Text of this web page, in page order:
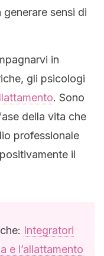
sensi di
in
gli psicologi
. Sono
della vita che
professionale
il
Integratori
e l’allattamento